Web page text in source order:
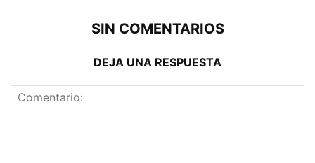
SIN COMENTARIOS
DEJA UNA RESPUESTA